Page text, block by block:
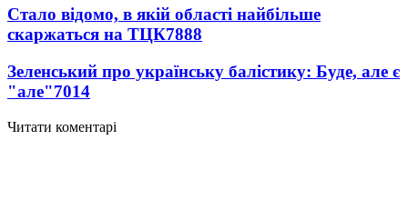
Стало відомо, в якій області найбільше
скаржаться на ТЦК7888
Зеленський про українську балістику: Буде, але є
"але"7014
Читати коментарі